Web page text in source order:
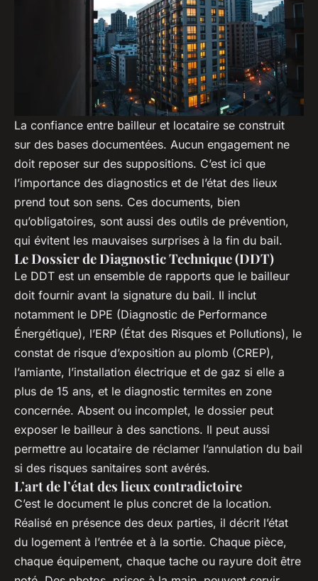
La confiance entre bailleur et locataire se construit
sur des bases documentées. Aucun engagement ne
doit reposer sur des suppositions. C’est ici que
l’importance des diagnostics et de l’état des lieux
prend tout son sens. Ces documents, bien
qu’obligatoires, sont aussi des outils de prévention,
qui évitent les mauvaises surprises à la fin du bail.
Le Dossier de Diagnostic Technique (DDT)
Le DDT est un ensemble de rapports que le bailleur
doit fournir avant la signature du bail. Il inclut
notamment le DPE (Diagnostic de Performance
Énergétique), l’ERP (État des Risques et Pollutions), le
constat de risque d’exposition au plomb (CREP),
l’amiante, l’installation électrique et de gaz si elle a
plus de 15 ans, et le diagnostic termites en zone
concernée. Absent ou incomplet, le dossier peut
exposer le bailleur à des sanctions. Il peut aussi
permettre au locataire de réclamer l’annulation du bail
si des risques sanitaires sont avérés.
L’art de l’état des lieux contradictoire
C’est le document le plus concret de la location.
Réalisé en présence des deux parties, il décrit l’état
du logement à l’entrée et à la sortie. Chaque pièce,
chaque équipement, chaque tache ou rayure doit être